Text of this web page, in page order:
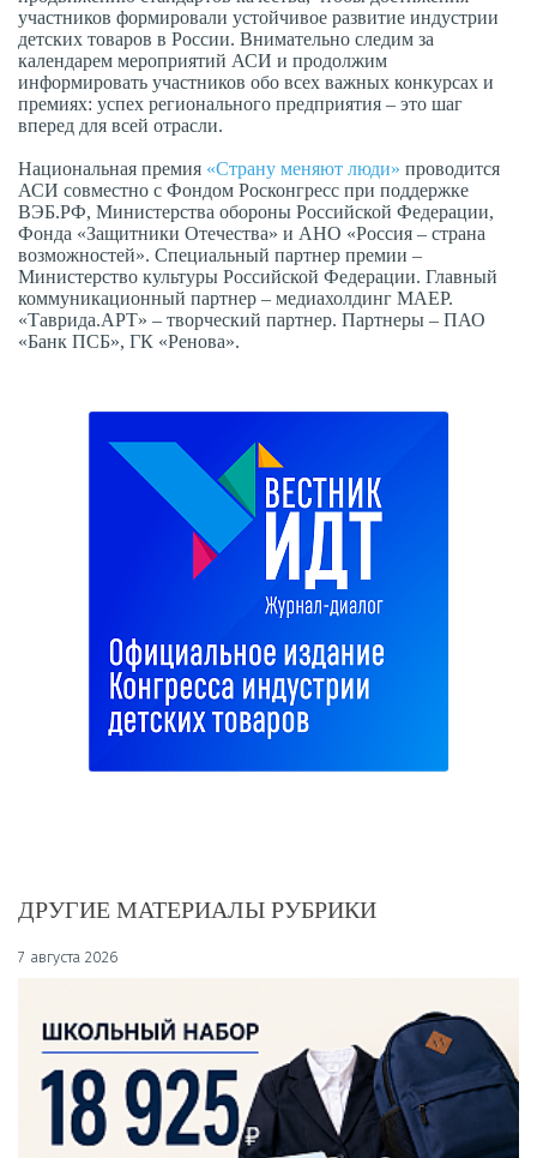
участников формировали устойчивое развитие индустрии
детских товаров в России. Внимательно следим за
календарем мероприятий АСИ и продолжим
информировать участников обо всех важных конкурсах и
премиях: успех регионального предприятия – это шаг
вперед для всей отрасли.
Национальная премия «Страну меняют люди» проводится
АСИ совместно с Фондом Росконгресс при поддержке
ВЭБ.РФ, Министерства обороны Российской Федерации,
Фонда «Защитники Отечества» и АНО «Россия – страна
возможностей». Специальный партнер премии –
Министерство культуры Российской Федерации. Главный
коммуникационный партнер – медиахолдинг МАЕР.
«Таврида.АРТ» – творческий партнер. Партнеры – ПАО
«Банк ПСБ», ГК «Ренова».
ДРУГИЕ МАТЕРИАЛЫ РУБРИКИ
7 августа 2026